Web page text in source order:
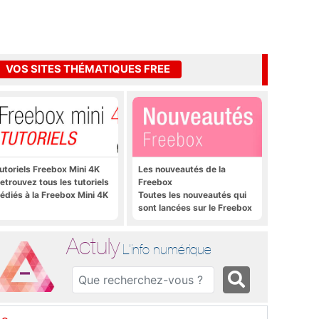
VOS SITES THÉMATIQUES FREE
Freebox Mini 4K
tous les tutoriels
à la Freebox Mini 4K
Les nouveautés de la
Freebox
Toutes les nouveautés qui
sont lancées sur le Freebox
Actuly L'info numérique